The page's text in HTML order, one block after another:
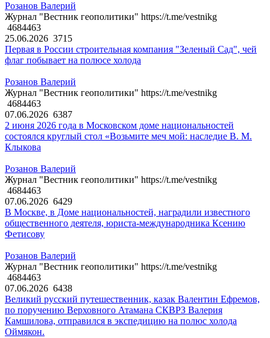
Розанов Валерий
Журнал "Вестник геополитики" https://t.me/vestnikg
4684463
25.06.2026 3715
Первая в России строительная компания "Зеленый Сад", чей
флаг побывает на полюсе холода
Розанов Валерий
Журнал "Вестник геополитики" https://t.me/vestnikg
4684463
07.06.2026 6387
2 июня 2026 года в Московском доме национальностей
состоялся круглый стол «Возьмите меч мой: наследие В. М.
Клыкова
Розанов Валерий
Журнал "Вестник геополитики" https://t.me/vestnikg
4684463
07.06.2026 6429
В Москве, в Доме национальностей, наградили известного
общественного деятеля, юриста-международника Ксению
Фетисову
Розанов Валерий
Журнал "Вестник геополитики" https://t.me/vestnikg
4684463
07.06.2026 6438
Великий русский путешественник, казак Валентин Ефремов,
по поручению Верховного Атамана СКВРЗ Валерия
Камшилова, отправился в экспедицию на полюс холода
Оймякон.